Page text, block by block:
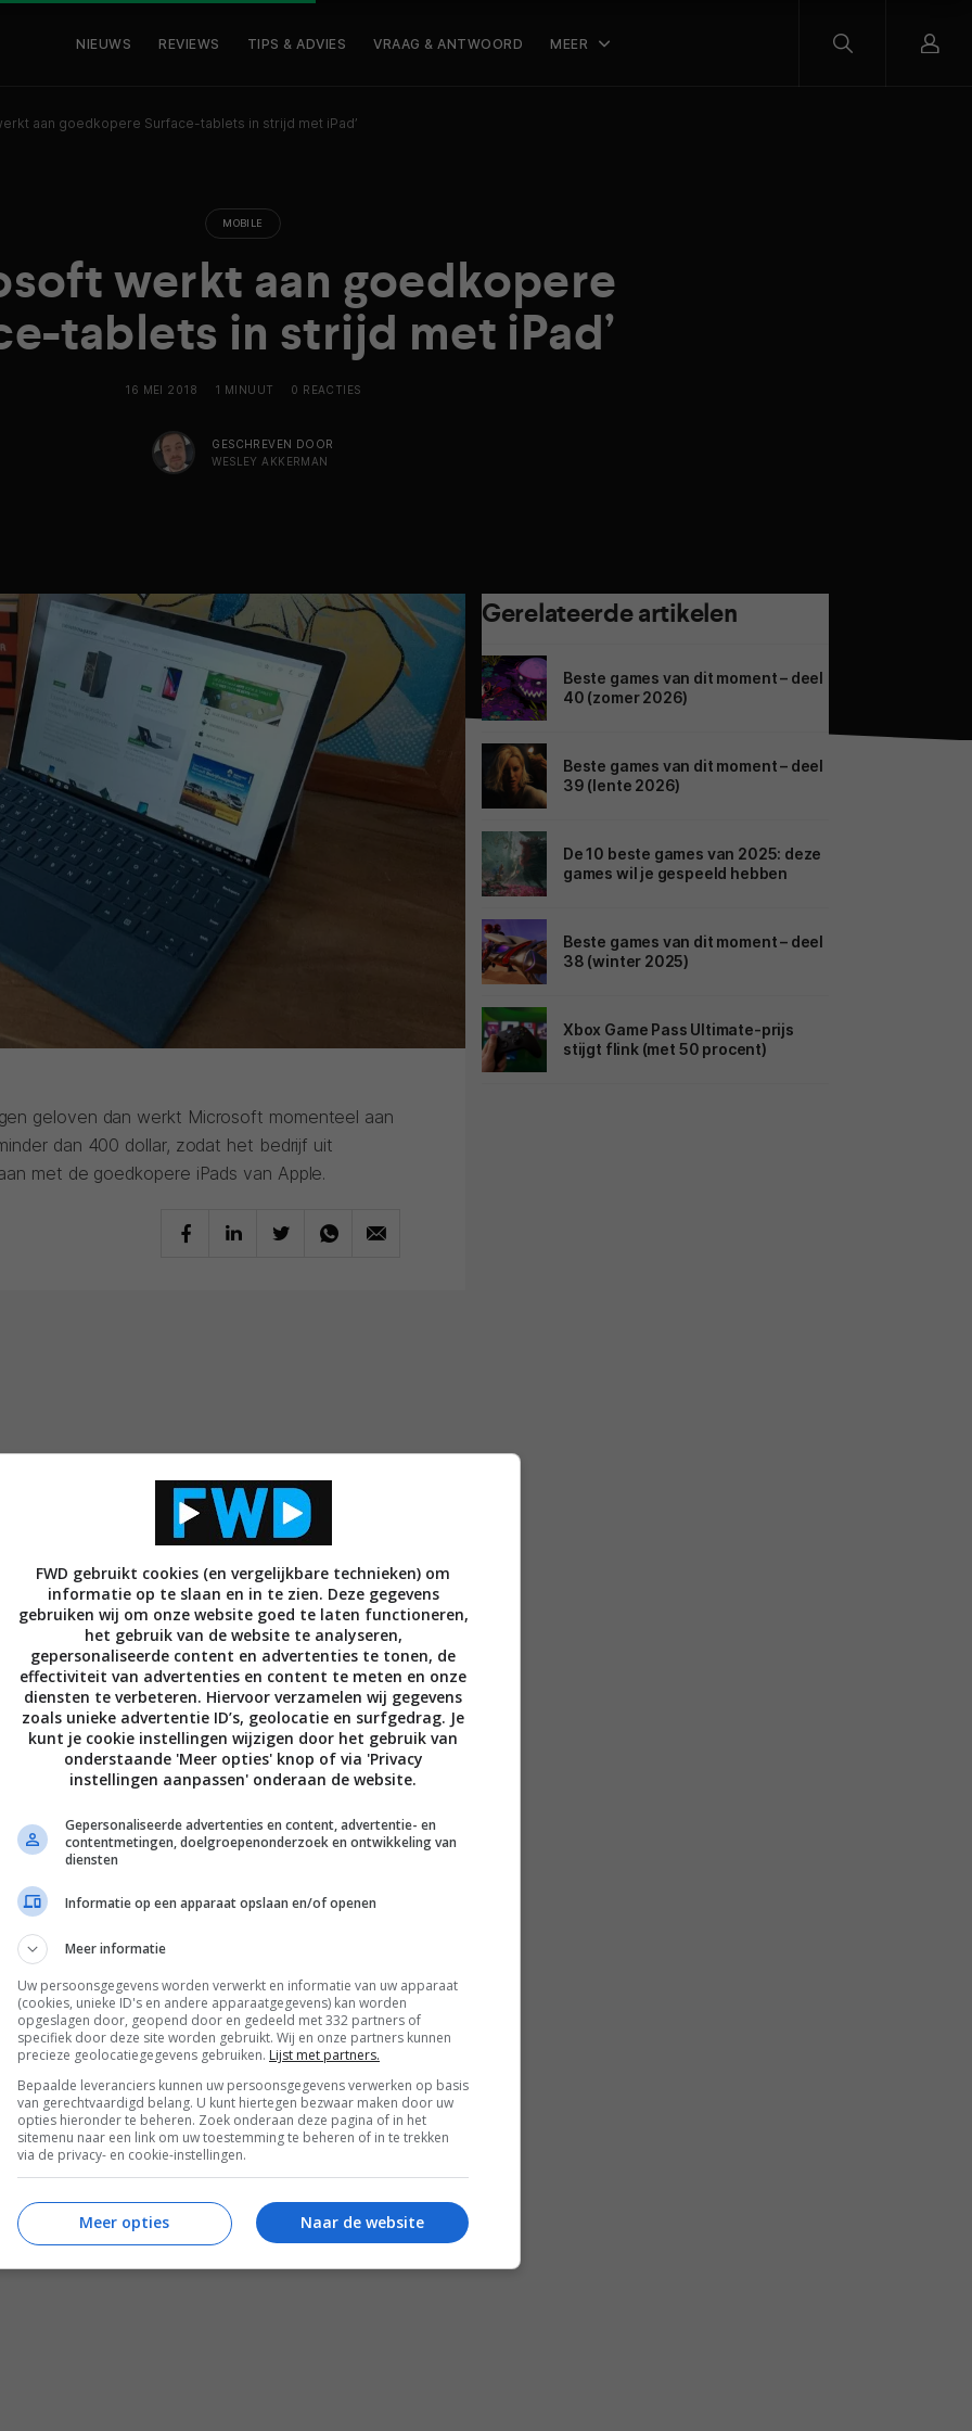
NIEUWS REVIEWS TIPS & ADVIES VRAAG & ANTWOORD MEER
aan goedkopere Surface-tablets in strijd met iPad’
MOBILE
werkt aan goedkopere
tablets in strijd met iPad’
16 MEI 2018 1 MINUUT 0 REACTIES
GESCHREVEN DOOR
WESLEY AKKERMAN
geloven dan werkt Microsoft momenteel aan
dan 400 dollar, zodat het bedrijf uit
met de goedkopere iPads van Apple.
Surface-tablets
werkt aan een lijn goedkopere Surface-
dollar, zodat die kunnen concurreren
tablets zouden geen kleinere of goedkopere
In plaats daarvan zouden er nieuw ontworpen
schermen van 10-inch (in plaats van 12-inch op
ronder worden en zou er een usb-c-poort
procent lichter zijn dan de huidige Pro, maar ook
Onder de motorkap zouden chips van Intel
10 Pro worden én er zouden modellen
bij de goedkopere iPads. De kickstand zou
dat bord zou vernieuwd worden, maar dus los
tablets op de markt uitbrengt, is op moment
Gerelateerde artikelen
Beste games van dit moment – deel
40 (zomer 2026)
Beste games van dit moment – deel
39 (lente 2026)
De 10 beste games van 2025: deze
games wil je gespeeld hebben
Beste games van dit moment – deel
38 (winter 2025)
Xbox Game Pass Ultimate-prijs
stijgt flink (met 50 procent)
FWD gebruikt cookies (en vergelijkbare technieken) om
informatie op te slaan en in te zien. Deze gegevens
gebruiken wij om onze website goed te laten functioneren,
het gebruik van de website te analyseren,
gepersonaliseerde content en advertenties te tonen, de
effectiviteit van advertenties en content te meten en onze
diensten te verbeteren. Hiervoor verzamelen wij gegevens
zoals unieke advertentie ID’s, geolocatie en surfgedrag. Je
kunt je cookie instellingen wijzigen door het gebruik van
onderstaande 'Meer opties' knop of via 'Privacy
instellingen aanpassen' onderaan de website.
Gepersonaliseerde advertenties en content, advertentie- en
contentmetingen, doelgroepenonderzoek en ontwikkeling van
diensten
Informatie op een apparaat opslaan en/of openen
Meer informatie
Uw persoonsgegevens worden verwerkt en informatie van uw apparaat
(cookies, unieke ID's en andere apparaatgegevens) kan worden
opgeslagen door, geopend door en gedeeld met 332 partners of
specifiek door deze site worden gebruikt. Wij en onze partners kunnen
precieze geolocatiegegevens gebruiken. Lijst met partners.
Bepaalde leveranciers kunnen uw persoonsgegevens verwerken op basis
van gerechtvaardigd belang. U kunt hiertegen bezwaar maken door uw
opties hieronder te beheren. Zoek onderaan deze pagina of in het
sitemenu naar een link om uw toestemming te beheren of in te trekken
via de privacy- en cookie-instellingen.
Naar de website
Meer opties